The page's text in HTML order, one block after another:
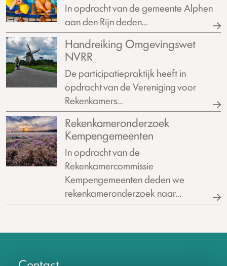
In opdracht van de gemeente Alphen
aan den Rijn deden...
Handreiking Omgevingswet
NVRR
De participatiepraktijk heeft in
opdracht van de Vereniging voor
Rekenkamers...
Rekenkameronderzoek
Kempengemeenten
In opdracht van de
Rekenkamercommissie
Kempengemeenten deden we
rekenkameronderzoek naar...